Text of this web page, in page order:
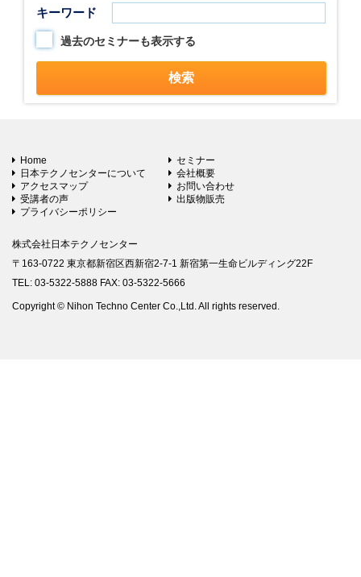
キーワード
過去のセミナーも表示する
Home
セミナー
日本テクノセンターについて
会社概要
アクセスマップ
お問い合わせ
受講者の声
出版物販売
プライバシーポリシー
株式会社日本テクノセンター
〒163-0722 東京都新宿区西新宿2-7-1 新宿第一生命ビルディング22F
TEL: 03-5322-5888 FAX: 03-5322-5666
Copyright © Nihon Techno Center Co.,Ltd. All rights reserved.